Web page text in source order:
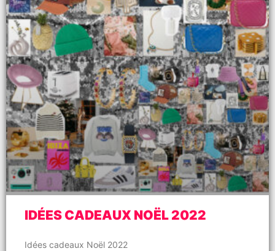
IDÉES CADEAUX NOËL 2022
Idées cadeaux Noël 2022